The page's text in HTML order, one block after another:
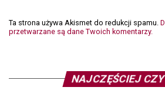
Ta strona używa Akismet do redukcji spamu.
przetwarzane są dane Twoich komentarzy.
NAJCZĘŚCIEJ